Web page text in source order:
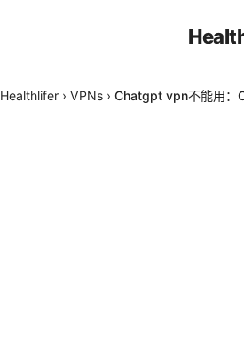
Healthlifer › VPNs › Chatgpt vpn不能用：